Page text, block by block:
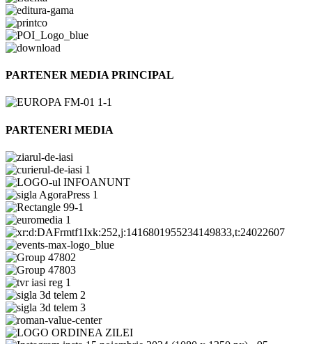
PARTENER MEDIA PRINCIPAL
PARTENERI MEDIA